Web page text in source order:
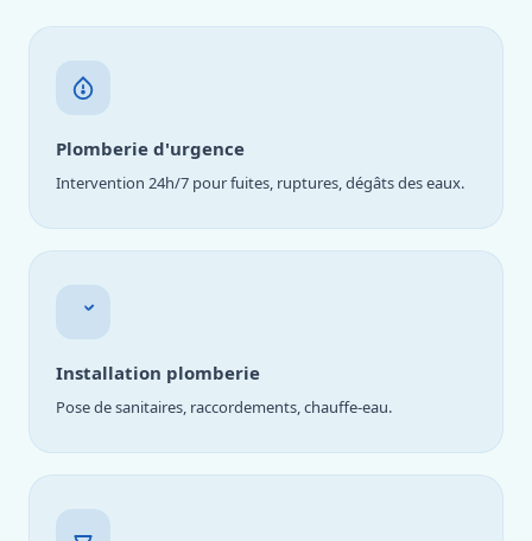
Plomberie d'urgence
Intervention 24h/7 pour fuites, ruptures, dégâts des eaux.
Installation plomberie
Pose de sanitaires, raccordements, chauffe-eau.